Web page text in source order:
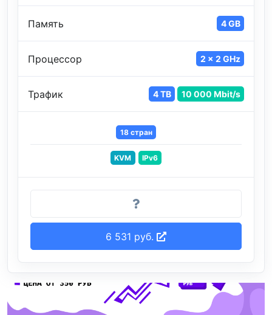
Память 4 GB
Процессор 2 x 2 GHz
Трафик 4 TB 10 000 Mbit/s
18 стран
KVM IPv6
6 531 руб.